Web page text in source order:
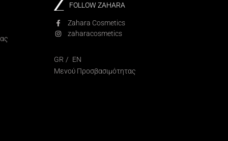
FOLLOW ZAHARA
Zahara Cosmetics
zaharacosmetics
GR
EN
Μενού Προσβασιμότητας